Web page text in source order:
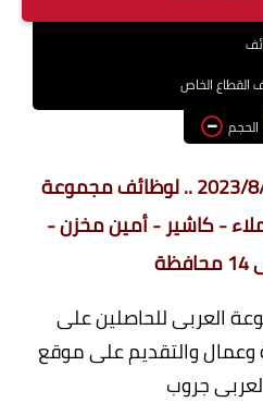
القطاع الخاص
الحجم
ينتهى التقديم يوم 2023/8/13 .. لوظائف مجموعة
- كاشير - أمين مخزن -
العربى للحاصلين على
والتقديم على موقع
جروب